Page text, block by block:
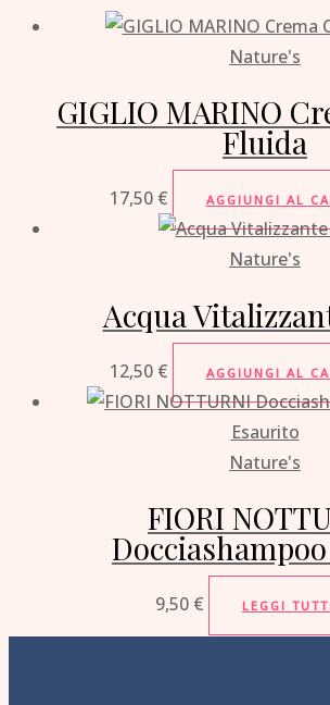
Nature's
GIGLIO MARINO
Fluida
17,50 € AGGIUNGI AL
Nature's
Acqua
12,50 € AGGIUNGI AL
Esaurito
Nature's
FIORI
9,50 € LEGGI